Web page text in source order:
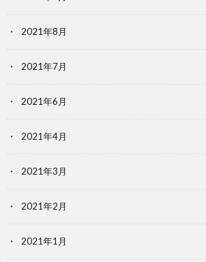
2021年8月
2021年7月
2021年6月
2021年4月
2021年3月
2021年2月
2021年1月